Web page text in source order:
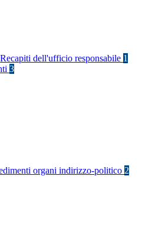
Recapiti dell'ufficio responsabile 1
3
organi indirizzo-politico 2